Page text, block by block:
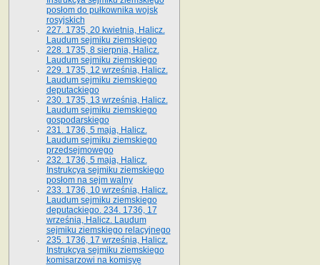
posłom do pułkownika wojsk
rosyjskich
227. 1735, 20 kwietnia, Halicz.
Laudum sejmiku ziemskiego
228. 1735, 8 sierpnia, Halicz.
Laudum sejmiku ziemskiego
229. 1735, 12 września, Halicz.
Laudum sejmiku ziemskiego
deputackiego
230. 1735, 13 września, Halicz.
Laudum sejmiku ziemskiego
gospodarskiego
231. 1736, 5 maja, Halicz.
Laudum sejmiku ziemskiego
przedsejmowego
232. 1736, 5 maja, Halicz.
Instrukcya sejmiku ziemskiego
posłom na sejm walny
233. 1736, 10 września, Halicz.
Laudum sejmiku ziemskiego
deputackiego. 234. 1736, 17
września, Halicz. Laudum
sejmiku ziemskiego relacyjnego
235. 1736, 17 września, Halicz.
Instrukcya sejmiku ziemskiego
komisarzowi na komisyę